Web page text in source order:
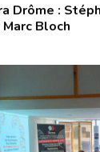
Drôme :
Marc Bloch